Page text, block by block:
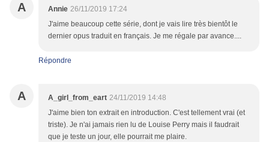
A Annie 26/11/2019 17:24
J'aime beaucoup cette série, dont je vais lire très bientôt le
dernier opus traduit en français. Je me régale par avance....
Répondre
A A_girl_from_eart 24/11/2019 14:48
J'aime bien ton extrait en introduction. C'est tellement vrai (et
triste). Je n'ai jamais rien lu de Louise Perry mais il faudrait
que je teste un jour, elle pourrait me plaire.